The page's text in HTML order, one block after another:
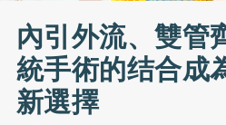
內引外流、雙管
統手術的结合成
新選擇